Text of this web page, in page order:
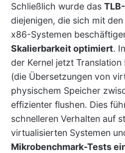
Schließlich wurde das
diejenigen, die sich mit
x86-Systemen
Skalierbarkeit optimiert.
der Kernel jetzt
(die Übersetzungen von
physischem Speicher
effizienter flushen. Dies
schnelleren Verhalten auf
virtualisierten Systemen
Mikrobenchmark-Tests